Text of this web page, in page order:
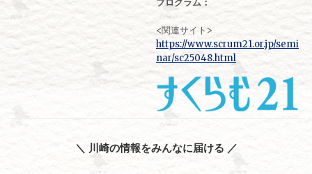
<関連サイト>
https://www.scrum21.or.jp/semi
nar/sc25048.html
＼ 川崎の情報をみんなに届ける ／